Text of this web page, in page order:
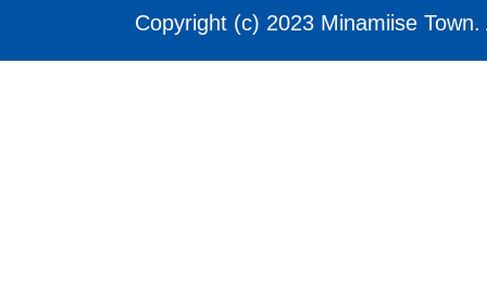
Copyright (c) 2023 Minamiise